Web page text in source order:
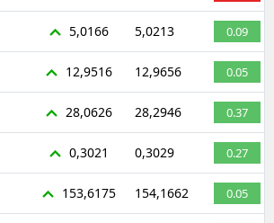
5,0166 5,0213 0.09
12,9516 12,9656 0.05
28,0626 28,2946 0.37
0,3021 0,3029 0.27
153,6175 154,1662 0.05